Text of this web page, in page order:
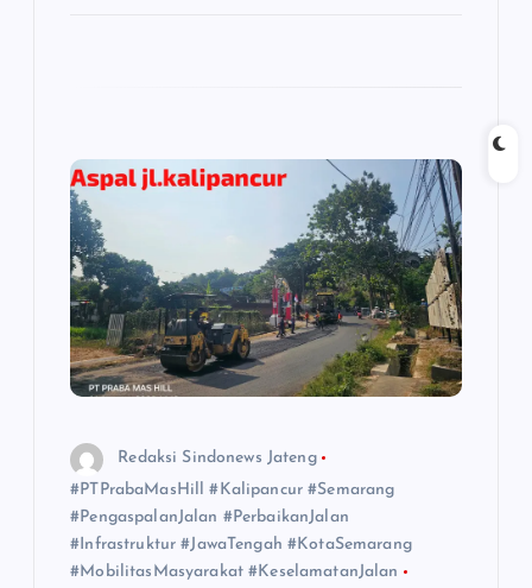
Redaksi Sindonews Jateng
#PTPrabaMasHill #Kalipancur #Semarang
#PengaspalanJalan #PerbaikanJalan
#Infrastruktur #JawaTengah #KotaSemarang
#MobilitasMasyarakat #KeselamatanJalan